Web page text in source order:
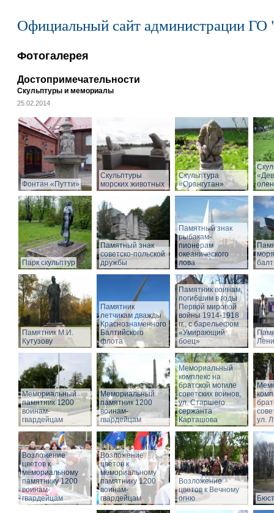
Официальный сайт администрации ГО
Фотогалерея
Достопримечательности
Скульптуры и мемориалы
25.02.2014
Фонтан «Путти»
Скульптуры
морских животных
Скульптура
«Орангутан»
Парк скульптур
Памятный знак
советско-польской
дружбы
Памятный знак
рыбакам-
пионерам
океанического
лова
Памятник М.И.
Кутузову
Памятник
летчикам дважды
Краснознаменного
Балтийского
флота
Памятник воинам,
погибшим в годы
Первой мировой
войны 1914-1918
гг., с барельефом
«Умирающий
боец»
Мемориальный
памятник 1200
воинам-
гвардейцам
Мемориальный
памятник 1200
воинам-
гвардейцам
Мемориальный
комплекс на
братской могиле
советских воинов,
ул. Старшего
сержанта
Карташова
ул.
Возложение
цветов к
мемориальному
памятнику 1200
воинам-
гвардейцам
Возложение
цветов к
мемориальному
памятнику 1200
воинам-
гвардейцам
Возложение
цветов к Вечному
огню